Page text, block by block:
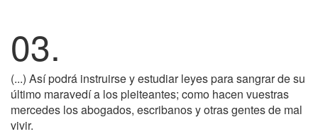
03.
(...) Así podrá instruirse y estudiar leyes para sangrar de su
último maravedí a los pleiteantes; como hacen vuestras
mercedes los abogados, escribanos y otras gentes de mal
vivir.